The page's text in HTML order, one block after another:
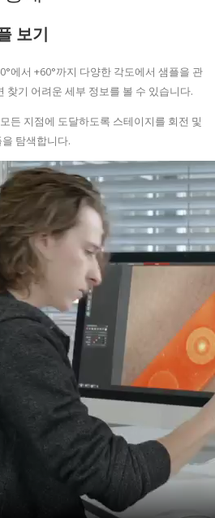
보기
에서 +60°까지 다양한 각도에서 샘플을 관
찾기 어려운 세부 정보를 볼 수 있습니다.
든 지점에 도달하도록 스테이지를 회전 및
탐색합니다.